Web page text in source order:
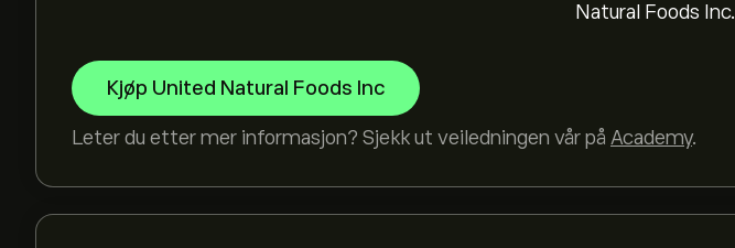
Natural Foods Inc.
Kjøp United Natural Foods Inc
Leter du etter mer informasjon? Sjekk ut veiledningen vår på Academy.